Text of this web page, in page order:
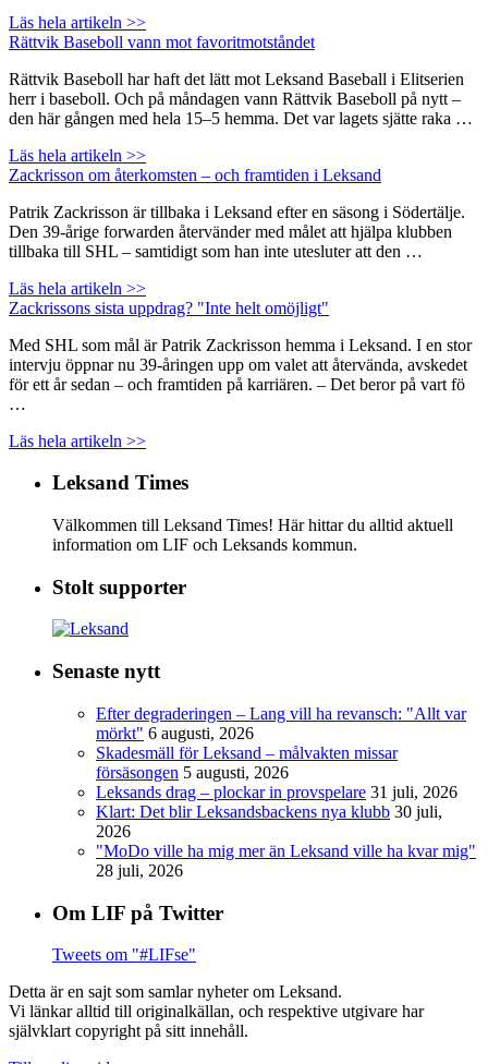
Läs hela artikeln >>
Rättvik Baseboll vann mot favoritmotståndet
Rättvik Baseboll har haft det lätt mot Leksand Baseball i Elitserien
herr i baseboll. Och på måndagen vann Rättvik Baseboll på nytt –
den här gången med hela 15–5 hemma. Det var lagets sjätte raka …
Läs hela artikeln >>
Zackrisson om återkomsten – och framtiden i Leksand
Patrik Zackrisson är tillbaka i Leksand efter en säsong i Södertälje.
Den 39-årige forwarden återvänder med målet att hjälpa klubben
tillbaka till SHL – samtidigt som han inte utesluter att den …
Läs hela artikeln >>
Zackrissons sista uppdrag? "Inte helt omöjligt"
Med SHL som mål är Patrik Zackrisson hemma i Leksand. I en stor
intervju öppnar nu 39-åringen upp om valet att återvända, avskedet
för ett år sedan – och framtiden på karriären. – Det beror på vart fö
…
Läs hela artikeln >>
Leksand Times
Välkommen till Leksand Times! Här hittar du alltid aktuell
information om LIF och Leksands kommun.
Stolt supporter
Senaste nytt
Efter degraderingen – Lang vill ha revansch: "Allt var
mörkt" 6 augusti, 2026
Skadesmäll för Leksand – målvakten missar
försäsongen 5 augusti, 2026
Leksands drag – plockar in provspelare 31 juli, 2026
Klart: Det blir Leksandsbackens nya klubb 30 juli,
2026
"MoDo ville ha mig mer än Leksand ville ha kvar mig"
28 juli, 2026
Om LIF på Twitter
Tweets om "#LIFse"
Detta är en sajt som samlar nyheter om Leksand.
Vi länkar alltid till originalkällan, och respektive utgivare har
självklart copyright på sitt innehåll.